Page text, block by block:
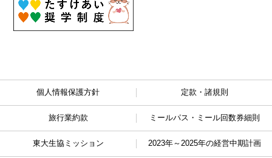
個人情報保護方針 定款・諸規則
旅行業約款 ミールパス・ミール回数券細則
東大生協ミッション 2023年～2025年の経営中期計画